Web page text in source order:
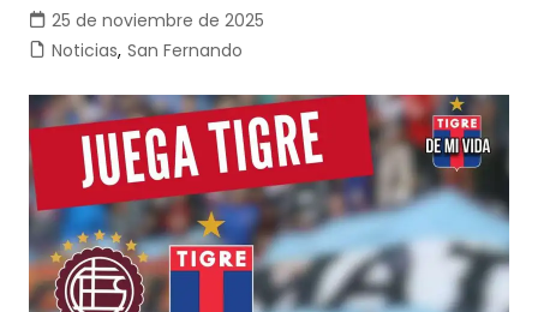
25 de noviembre de 2025
Noticias, San Fernando